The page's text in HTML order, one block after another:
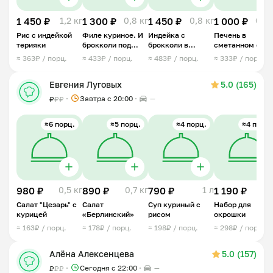
1 450 ₽ 1,2 кг
Рис с индейкой
терияки
≈ 363₽ / порц.
1 300 ₽ 0,8 кг
Филе куриное. И
брокколи под
сливочным
соусом
≈ 433₽ / порц.
1 450 ₽ 0,8 кг
Индейка с
брокколи в
восточном стиле
≈ 483₽ / порц.
1 000 ₽ 0,8
Печень в
сметанном
≈ 333₽ / порц.
Евгения Луговых 5.0 (165)
₽₽₽ Завтра c 20:00 —
≈6 порц.
980 ₽ 0,5 кг
Салат "Цезарь" с
курицей
≈ 163₽ / порц.
≈5 порц.
890 ₽ 0,7 кг
Салат
«Берлинский»
≈ 178₽ / порц.
≈4 порц.
790 ₽ 1 л
Суп куриный с
рисом
≈ 198₽ / порц.
≈4 порц.
1 190 ₽
Набор для
окрошки
≈ 298₽ / порц.
Алёна Алексенцева 5.0 (157)
₽₽₽ Сегодня с 22:00 —